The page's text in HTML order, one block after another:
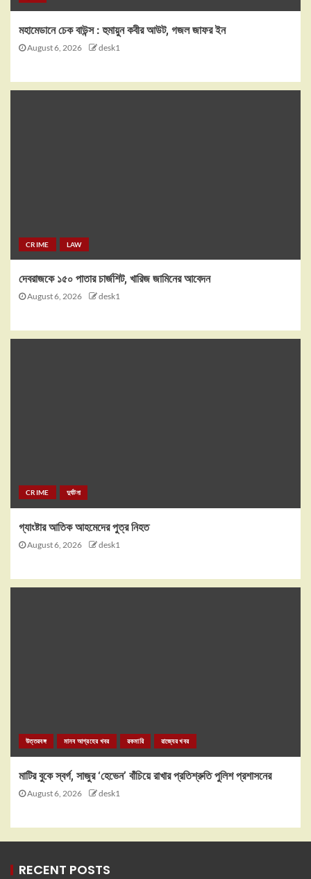
মহামেডানে চেক বাউন্স : হুমায়ুন কবীর আউট, গজল জাফর ইন
August 6, 2026 desk1
CRIME LAW
দেবরাজকে ১৫০ পাতার চার্জশিট, খারিজ জামিনের আবেদন
August 6, 2026 desk1
CRIME দুর্ঘটনা
গ্যাংষ্টার আতিক আহমেদের পুত্র নিহত
August 6, 2026 desk1
উত্তরবঙ্গ মানব আগ্রহের খবর রকমারি রাজ্যের খবর
মাটির বুকে স্বর্গ, সাজুর ‘হেভেন’ বাঁচিয়ে রাখার প্রতিশ্রুতি পুলিশ প্রশাসনের
August 6, 2026 desk1
RECENT POSTS